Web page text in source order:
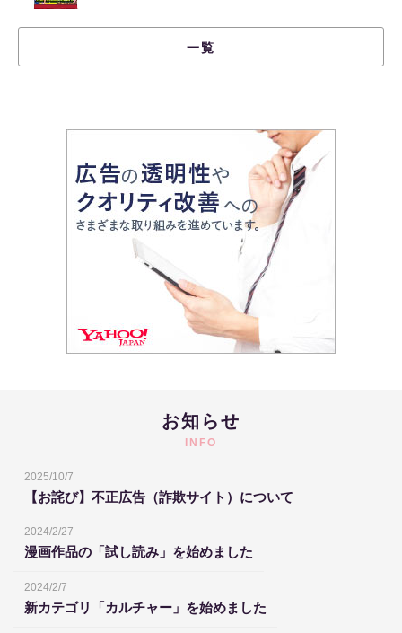
一覧
お知らせ
INFO
2025/10/7
【お詫び】不正広告（詐欺サイト）について
2024/2/27
漫画作品の「試し読み」を始めました
2024/2/7
新カテゴリ「カルチャー」を始めました